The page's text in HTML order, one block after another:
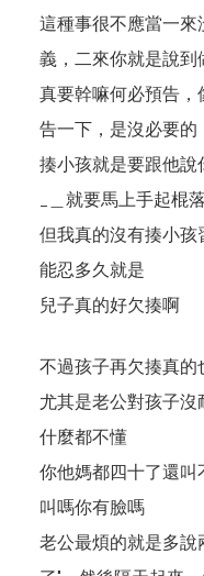
這種事很不應當一
義，二來你就是說
真要幹嘛何必預告
告一下，是沒必要的
揍小孩就是要跟他
_＿就要馬上手起棍
但我真的沒有揍小孩
能忍多久就是
兒子真的好欠揍啊
不過孩子再欠揍真的
尤其是老公對孩子
什麼都不懂
你他媽都四十了還
叫嗎你有臉嗎
老公最煩的就是多說